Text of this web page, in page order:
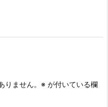
りません。 ※ が付いている欄